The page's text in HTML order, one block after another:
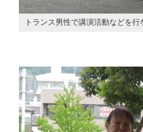
トランス男性で講演活動などを